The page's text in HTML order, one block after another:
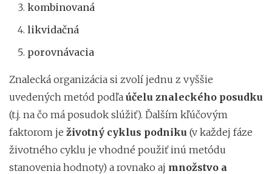
kombinovaná
likvidačná
porovnávacia
Znalecká organizácia si zvolí jednu z vyššie
uvedených metód podľa účelu znaleckého posudku
(t.j. na čo má posudok slúžiť). Ďalším kľúčovým
faktorom je životný cyklus podniku (v každej fáze
životného cyklu je vhodné použiť inú metódu
stanovenia hodnoty) a rovnako aj množstvo a